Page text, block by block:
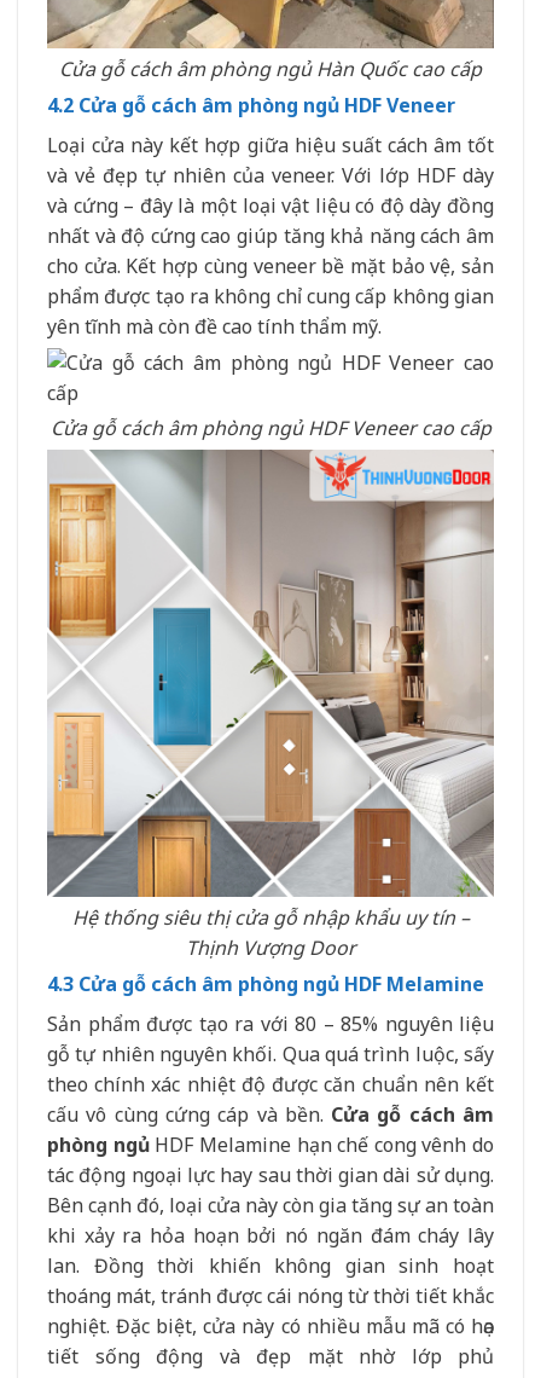
Cửa gỗ cách âm phòng ngủ Hàn Quốc cao cấp
4.2 Cửa gỗ cách âm phòng ngủ HDF Veneer
Loại cửa này kết hợp giữa hiệu suất cách âm tốt
và vẻ đẹp tự nhiên của veneer. Với lớp HDF dày
và cứng – đây là một loại vật liệu có độ dày đồng
nhất và độ cứng cao giúp tăng khả năng cách âm
cho cửa. Kết hợp cùng veneer bề mặt bảo vệ, sản
phẩm được tạo ra không chỉ cung cấp không gian
yên tĩnh mà còn đề cao tính thẩm mỹ.
Cửa gỗ cách âm phòng ngủ HDF Veneer cao cấp
Hệ thống siêu thị cửa gỗ nhập khẩu uy tín –
Thịnh Vượng Door
4.3 Cửa gỗ cách âm phòng ngủ HDF Melamine
Sản phẩm được tạo ra với 80 – 85% nguyên liệu
gỗ tự nhiên nguyên khối. Qua quá trình luộc, sấy
theo chính xác nhiệt độ được căn chuẩn nên kết
cấu vô cùng cứng cáp và bền. Cửa gỗ cách âm
phòng ngủ HDF Melamine hạn chế cong vênh do
tác động ngoại lực hay sau thời gian dài sử dụng.
Bên cạnh đó, loại cửa này còn gia tăng sự an toàn
khi xảy ra hỏa hoạn bởi nó ngăn đám cháy lây
lan. Đồng thời khiến không gian sinh hoạt
thoáng mát, tránh được cái nóng từ thời tiết khắc
nghiệt. Đặc biệt, cửa này có nhiều mẫu mã có họa
tiết sống động và đẹp mặt nhờ lớp phủ